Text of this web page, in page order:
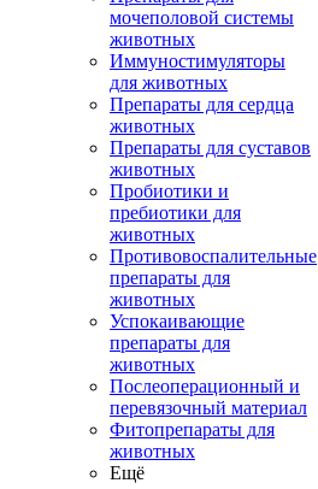
мочеполовой системы
животных
Иммуностимуляторы
для животных
Препараты для сердца
животных
Препараты для суставов
животных
Пробиотики и
пребиотики для
животных
Противовоспалительные
препараты для
животных
Успокаивающие
препараты для
животных
Послеоперационный и
перевязочный материал
Фитопрепараты для
животных
Ещё